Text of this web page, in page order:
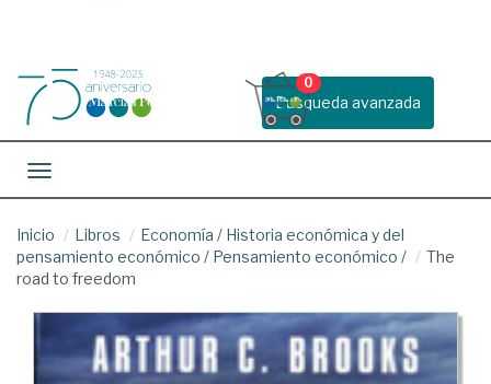
Busqueda avanzada
0
Toggle navigation
Inicio Libros Economía / Historia económica y del
pensamiento económico / Pensamiento económico /
The
road to freedom